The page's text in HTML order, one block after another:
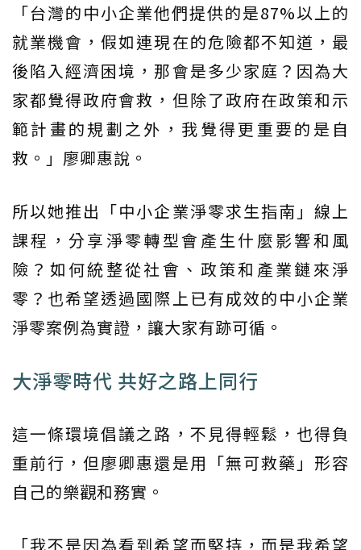
「台灣的中小企業他們提供的是87%以上的
就業機會，假如連現在的危險都不知道，最
後陷入經濟困境，那會是多少家庭？因為大
家都覺得政府會救，但除了政府在政策和示
範計畫的規劃之外，我覺得更重要的是自
救。」廖卿惠說。
所以她推出「中小企業淨零求生指南」線上
課程，分享淨零轉型會產生什麼影響和風
險？如何統整從社會、政策和產業鏈來淨
零？也希望透過國際上已有成效的中小企業
淨零案例為實證，讓大家有跡可循。
大淨零時代 共好之路上同行
這一條環境倡議之路，不見得輕鬆，也得負
重前行，但廖卿惠還是用「無可救藥」形容
自己的樂觀和務實。
「我不是因為看到希望而堅持，而是我希望